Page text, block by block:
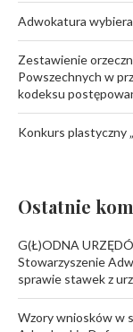
Adwokatura
Zestawienie
Powszechnych w
kodeksu
Konkurs plastyczny
Ostatnie
G(Ł)ODNA
Stowarzyszenie
sprawie stawek z
Wzory wniosków w